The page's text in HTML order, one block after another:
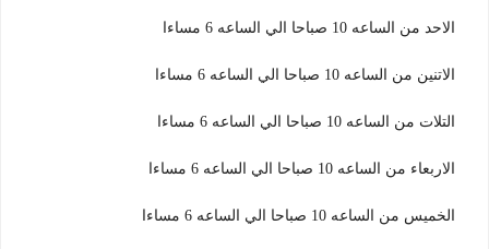
الاحد من الساعه 10 صباحا الي الساعه 6 مساءا
الاتنين من الساعه 10 صباحا الي الساعه 6 مساءا
التلات من الساعه 10 صباحا الي الساعه 6 مساءا
الاربعاء من الساعه 10 صباحا الي الساعه 6 مساءا
الخميس من الساعه 10 صباحا الي الساعه 6 مساءا